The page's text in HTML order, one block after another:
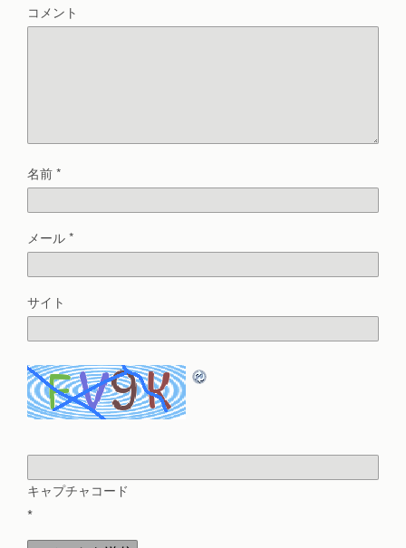
コメント
名前*
メール*
サイト
キャプチャコード
*